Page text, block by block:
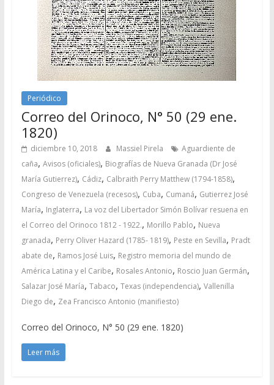
Periódico
Correo del Orinoco, N° 50 (29 ene.
1820)
diciembre 10, 2018 Massiel Pirela
Aguardiente de
caña, Avisos (oficiales), Biografías de Nueva Granada (Dr José
María Gutierrez), Cádiz, Calbraith Perry Matthew (1794-1858),
Congreso de Venezuela (recesos), Cuba, Cumaná, Gutierrez José
María, Inglaterra, La voz del Libertador Simón Bolívar resuena en
el Correo del Orinoco 1812 - 1922., Morillo Pablo, Nueva
granada, Perry Oliver Hazard (1785- 1819), Peste en Sevilla, Pradt
abate de, Ramos José Luis, Registro memoria del mundo de
América Latina y el Caribe, Rosales Antonio, Roscio Juan Germán,
Salazar José María, Tabaco, Texas (independencia), Vallenilla
Diego de, Zea Francisco Antonio (manifiesto)
Correo del Orinoco, N° 50 (29 ene. 1820)
Leer más